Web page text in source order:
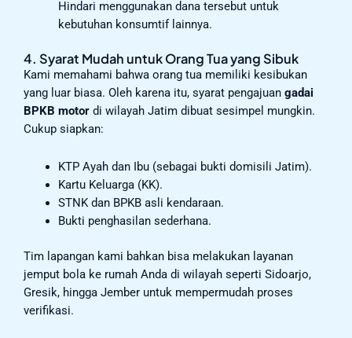
Hindari menggunakan dana tersebut untuk
kebutuhan konsumtif lainnya.
4. Syarat Mudah untuk Orang Tua yang Sibuk
Kami memahami bahwa orang tua memiliki kesibukan
yang luar biasa. Oleh karena itu, syarat pengajuan gadai
BPKB motor di wilayah Jatim dibuat sesimpel mungkin.
Cukup siapkan:
KTP Ayah dan Ibu (sebagai bukti domisili Jatim).
Kartu Keluarga (KK).
STNK dan BPKB asli kendaraan.
Bukti penghasilan sederhana.
Tim lapangan kami bahkan bisa melakukan layanan
jemput bola ke rumah Anda di wilayah seperti Sidoarjo,
Gresik, hingga Jember untuk mempermudah proses
verifikasi.